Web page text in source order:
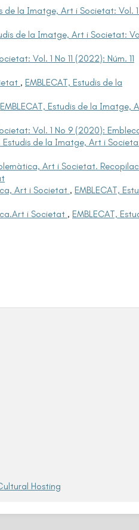
de la Imatge, Art i Societat: Vol.
de la Imatge, Art i Societat:
Vol. 1 No 11 (2022): Núm. 11
, EMBLECAT, Estudis de la
EMBLECAT, Estudis de la Imatge,
Vol. 1 No 9 (2020):
Estudis de la Imatge, Art i
Art i Societat.
Art i Societat , EMBLECAT,
i Societat , EMBLECAT,
Hosting